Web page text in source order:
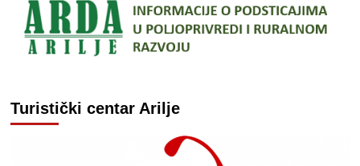
Turistički centar Arilje